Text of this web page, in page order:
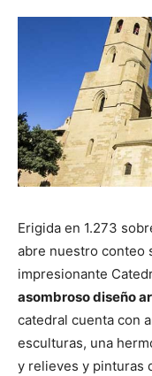
Erigida en 1.273
abre nuestro conteo
impresionante
asombroso diseño
catedral cuenta con
esculturas, una
y relieves y pinturas